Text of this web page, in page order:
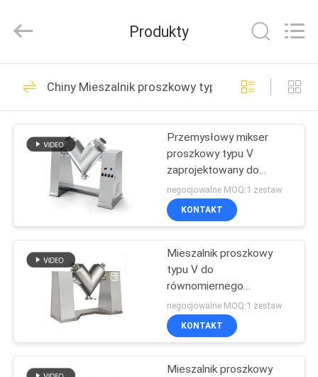
DOM
PRODUKTY
POKAZ
NAS
WYCIECZKA
FABRYCE
Reserved.
Przesiewacz
wibracyjny
185
Gyratory Screening
Machine
84
Produkty
Chiny Mieszalnik proszkowy typu V
Przemysłowy mikser
proszkowy typu V
zaprojektowany do
krótkiego czasu
mieszania i wysokiej
jednolitości w
przetwarzania proszku i
granulatów
negocjowalne MOQ:1 zestaw
KONTAKT
Mieszalnik proszkowy
typu V do
równomiernego
mieszania suchych
proszków w przemyśle
spożywczym i
ścianą wewnętrzną i
negocjowalne MOQ:1 zestaw
KONTAKT
Mieszalnik proszkowy